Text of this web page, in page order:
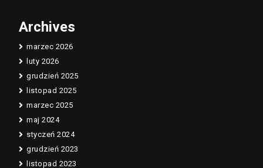
Archives
marzec 2026
luty 2026
grudzień 2025
listopad 2025
marzec 2025
maj 2024
styczeń 2024
grudzień 2023
listopad 2023